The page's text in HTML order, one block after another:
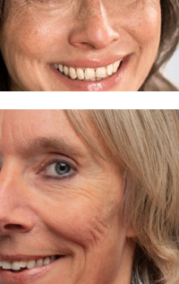
ik ben VOOR.
ik ben VOOR.